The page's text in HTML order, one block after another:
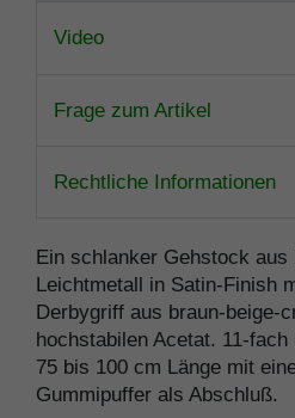
Video
Frage zum Artikel
Rechtliche Informationen
Ein schlanker Gehstock aus
Leichtmetall in Satin-Finish
Derbygriff aus braun-beige-
hochstabilen Acetat. 11-
75 bis 100 cm Länge mit
Gummipuffer als Abschluß.